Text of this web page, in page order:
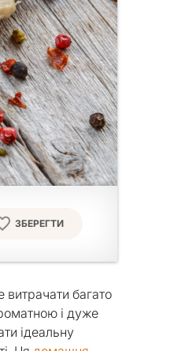
ЗБЕРЕГТИ
витрачати багато
і дуже
ідеальну